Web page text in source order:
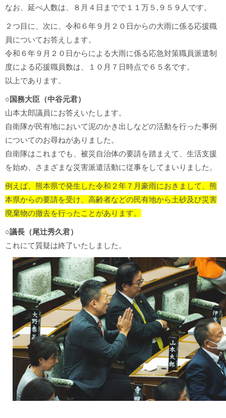
なお、延べ人数は、８月４日までで１１万５,９５９人です。
２つ目に、次に、令和６年９月２０日からの大雨に係る応援職
員についてお答えします。
令和６年９月２０日からによる大雨に係る応急対策職員派遣制
度による応援職員数は、１０月７日時点で６５名です。
以上であります。
○国務大臣（中谷元君）
山本太郎議員にお答えいたします。
自衛隊が民有地において泥のかき出しなどの活動を行った事例
についてのお尋ねがありました。
自衛隊はこれまでも、被災自治体の要請を踏まえて、生活支援
を始め、さまざまな災害派遣活動に従事をしてまいりました。
例えば、熊本県で発生した令和２年７月豪雨におきまして、熊
本県からの要請を受け、高齢者などの民有地から土砂及び災害
廃棄物の撤去を行ったことがあります。
○議長（尾辻秀久君）
これにて質疑は終了いたしました。